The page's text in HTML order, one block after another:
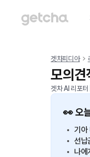
겟차피디아
모의견
겟차 AI 리포터
👀 오
기아
선납
나에